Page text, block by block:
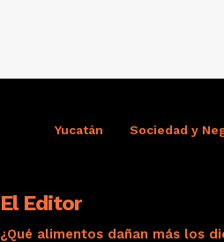
Yucatán Sociedad y
El Editor
¿Qué alimentos dañan más los